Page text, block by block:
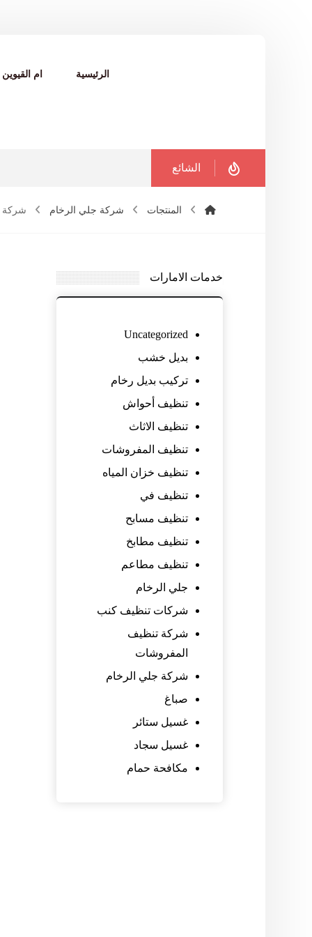
الرئيسية ام القيوين
الشائع
المنتجات شركة جلي الرخام شركة
خدمات الامارات
Uncategorized
بديل خشب
تركيب بديل رخام
تنظيف أحواش
تنظيف الاثاث
تنظيف المفروشات
تنظيف خزان المياه
تنظيف في
تنظيف مسابح
تنظيف مطابخ
تنظيف مطاعم
جلي الرخام
شركات تنظيف كنب
شركة تنظيف
المفروشات
شركة جلي الرخام
صباغ
غسيل ستائر
غسيل سجاد
مكافحة حمام